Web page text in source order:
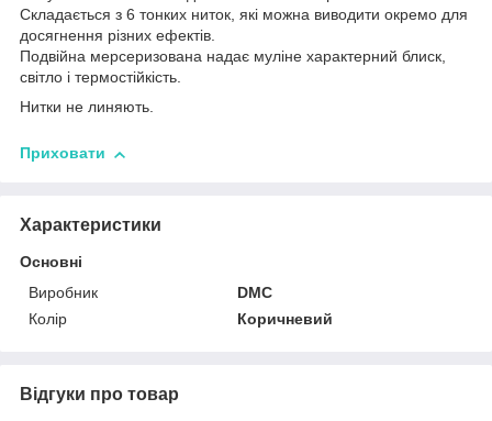
Складається з 6 тонких ниток, які можна виводити окремо для
досягнення різних ефектів.
Подвійна мерсеризована надає муліне характерний блиск,
світло і термостійкість.
Нитки не линяють.
Приховати
Характеристики
Основні
Виробник
DMC
Колір
Коричневий
Відгуки про товар